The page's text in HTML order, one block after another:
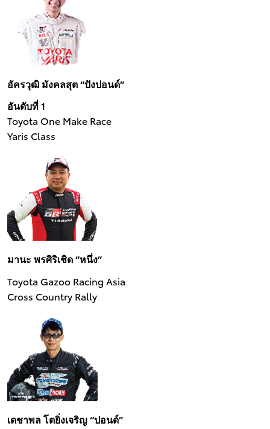
อัครวุฒิ มังคลสุต “ปังปอนด์”
อันดับที่ 1
Toyota One Make Race
Yaris Class
มานะ พรศิริเชิด “หนึ่ง”
Toyota Gazoo Racing Asia
Cross Country Rally
เดชาพล โตยิ่งเจริญ “ปอนด์”